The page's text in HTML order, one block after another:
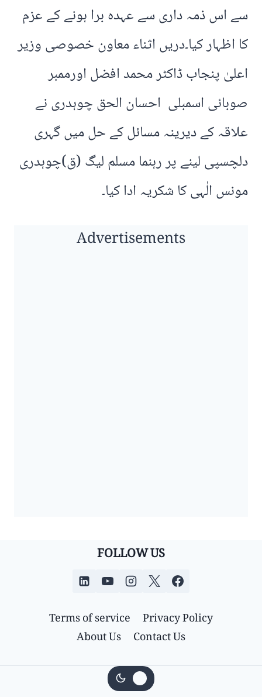
سے اس ذمہ داری سے عہدہ برا ہونے کے عزم
کا اظہار کیا۔دریں اثناء معاون خصوصی وزیر
اعلیٰ پنجاب ڈاکٹر محمد افضل اورممبر
صوبائی اسمبلی احسان الحق چوہدری نے
علاقہ کے دیرینہ مسائل کے حل میں گہری
دلچسپی لینے پر رہنما مسلم لیگ (ق)چوہدری
مونس الٰہی کا شکریہ ادا کیا۔
Advertisements
FOLLOW US
Privacy Policy
Terms of service
Contact Us
About Us